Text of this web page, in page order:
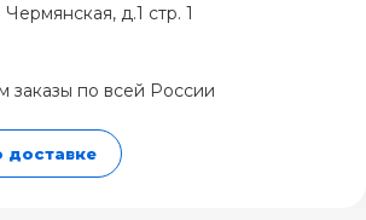
д.1 стр. 1
заказы по всей России
доставке